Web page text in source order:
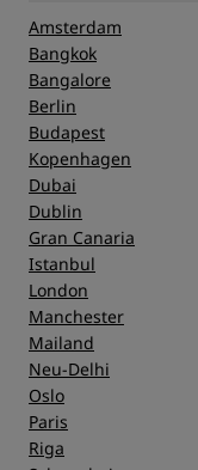
Amsterdam
Bangkok
Bangalore
Berlin
Budapest
Kopenhagen
Dubai
Dublin
Gran Canaria
Istanbul
London
Manchester
Mailand
Neu-Delhi
Oslo
Paris
Riga